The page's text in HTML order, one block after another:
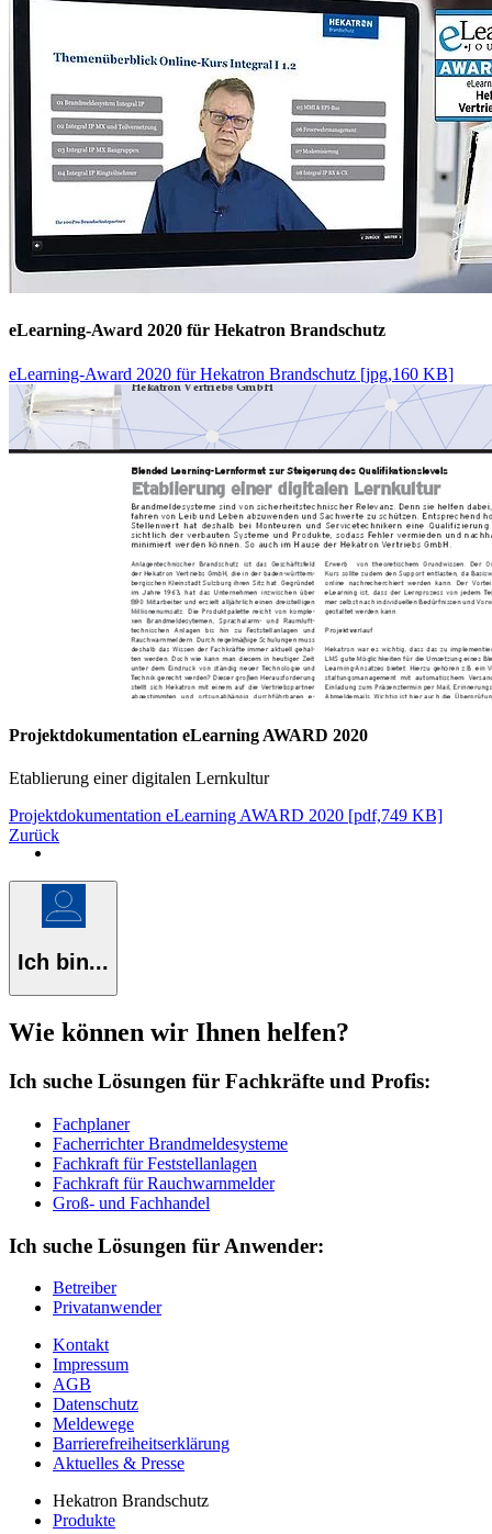
eLearning-Award 2020 für Hekatron Brandschutz
eLearning-Award 2020 für Hekatron Brandschutz [jpg,160 KB]
Projektdokumentation eLearning AWARD 2020
Etablierung einer digitalen Lernkultur
Projektdokumentation eLearning AWARD 2020 [pdf,749 KB]
Zurück
Ich bin...
Wie können wir Ihnen helfen?
Ich suche Lösungen für Fachkräfte und Profis:
Fachplaner
Facherrichter Brandmeldesysteme
Fachkraft für Feststellanlagen
Fachkraft für Rauchwarnmelder
Groß- und Fachhandel
Ich suche Lösungen für Anwender:
Betreiber
Privatanwender
Kontakt
Impressum
AGB
Datenschutz
Meldewege
Barrierefreiheitserklärung
Aktuelles & Presse
Hekatron Brandschutz
Produkte